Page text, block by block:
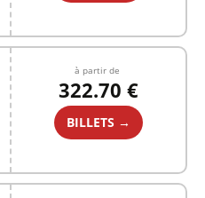
à partir de
322.70 €
BILLETS →